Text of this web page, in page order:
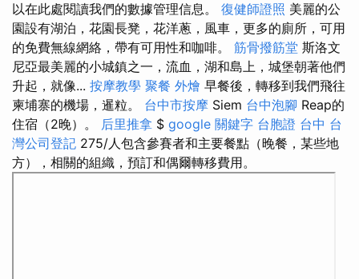
以在此處閱讀我們的數據管理信息。 復健師證照 美麗的公
園設有湖泊，花園長凳，花洋蔥，風車，更多的廁所，可用
的免費無線網絡，帶有可用性和咖啡。 筋骨撥筋堂 斯洛文
尼亞最美麗的小城鎮之一，流血，湖和島上，城堡朝著他們
升起，就像... 按摩教學 聚餐 外燴 早餐後，轉移到我們飛往
柬埔寨的機場，暹粒。 台中市按摩 Siem 台中泡腳 Reap的
住宿（2晚）。 后里推拿 $ google 關鍵字 台胞證 台中 台
灣公司登記 275/人包含參賽者和主要餐點（晚餐，某些地
方），相關的組織，預訂和偶爾轉移費用。